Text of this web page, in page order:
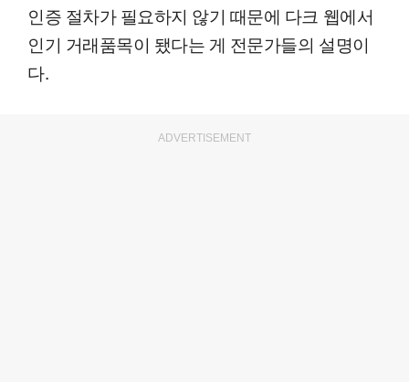
인증 절차가 필요하지 않기 때문에 다크 웹에서
인기 거래품목이 됐다는 게 전문가들의 설명이
다.
ADVERTISEMENT